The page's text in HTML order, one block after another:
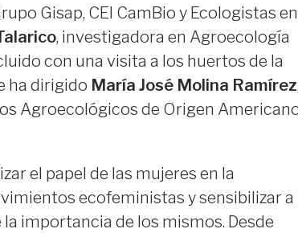
Gisap, CEI CamBio y Ecologistas en
, investigadora en Agroecología
con una visita a los huertos de la
ha dirigido María José Molina Ramírez
Agroecológicos de Origen
el papel de las mujeres en la
ecofeministas y sensibilizar a
importancia de los mismos. Desde